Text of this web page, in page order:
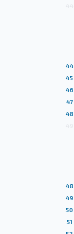
44
45
46
47
48
48
49
50
51